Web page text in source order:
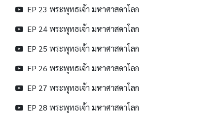
EP 23 พระพุทธเจ้า มหาศาสดาโลก
EP 24 พระพุทธเจ้า มหาศาสดาโลก
EP 25 พระพุทธเจ้า มหาศาสดาโลก
EP 26 พระพุทธเจ้า มหาศาสดาโลก
EP 27 พระพุทธเจ้า มหาศาสดาโลก
EP 28 พระพุทธเจ้า มหาศาสดาโลก